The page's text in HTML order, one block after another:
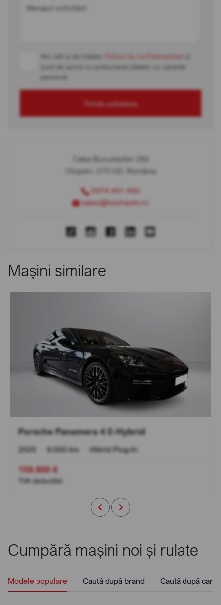
Mesajul solicitării
Am citit și am înțeles Politica de confidențialitate
sunt de acord cu prelucrarea datelor cu caracter
personal
Trimite solicitarea
Calea Bucureștilor 289
Otopeni, 075100, România
0374 451 400
sales@bcchauto.ro
Mașini similare
Porsche Panamera 4 E-Hybrid
2025 9.000 km Hibrid Plug-In
159.800 €
TVA deductibil
Cumpără mașini noi și rulate
Modele populare Caută după brand Caută după